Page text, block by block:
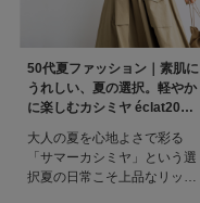
50代夏ファッション｜素肌に
うれしい、夏の選択。軽やか
に楽しむカシミヤ éclat2026
大人の夏を心地よさで彩る
「サマーカシミヤ」という選
択夏の日常こそ上品なリッチ